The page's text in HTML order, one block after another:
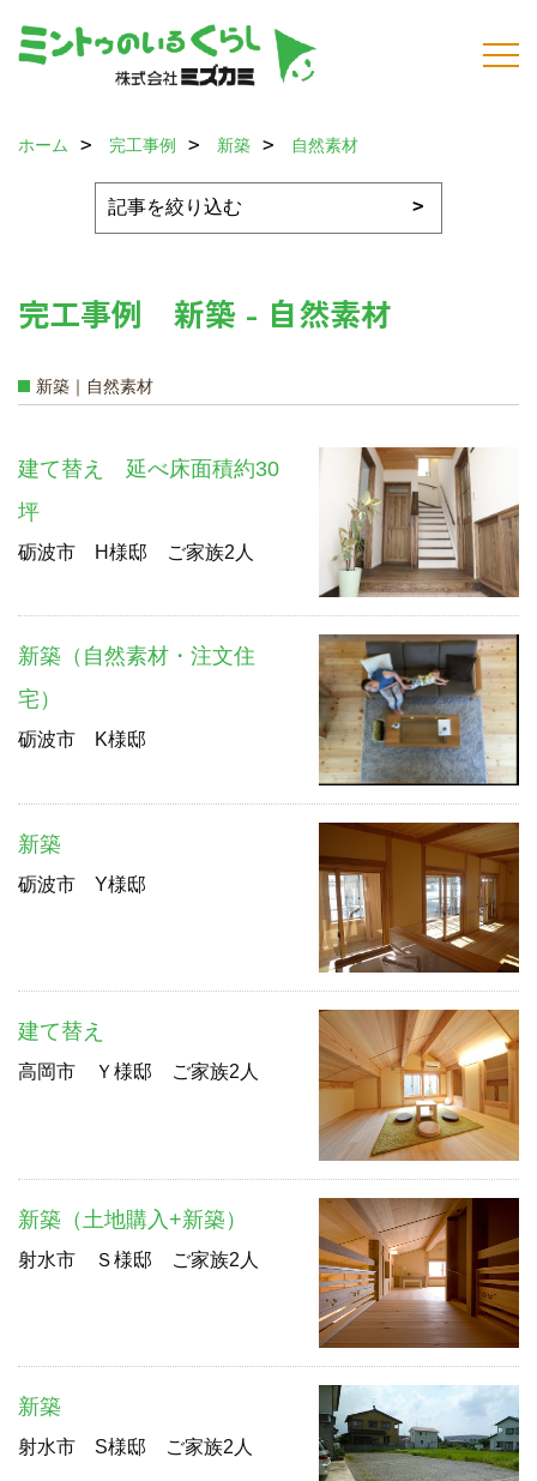
ホーム 完工事例 新築 自然素材
完工事例 新築 - 自然素材
新築｜自然素材
建て替え 延べ床面積約30
坪
砺波市 H様邸 ご家族2人
新築（自然素材・注文住
宅）
砺波市 K様邸
新築
砺波市 Y様邸
建て替え
高岡市 Ｙ様邸 ご家族2人
新築（土地購入+新築）
射水市 Ｓ様邸 ご家族2人
新築
射水市 S様邸 ご家族2人